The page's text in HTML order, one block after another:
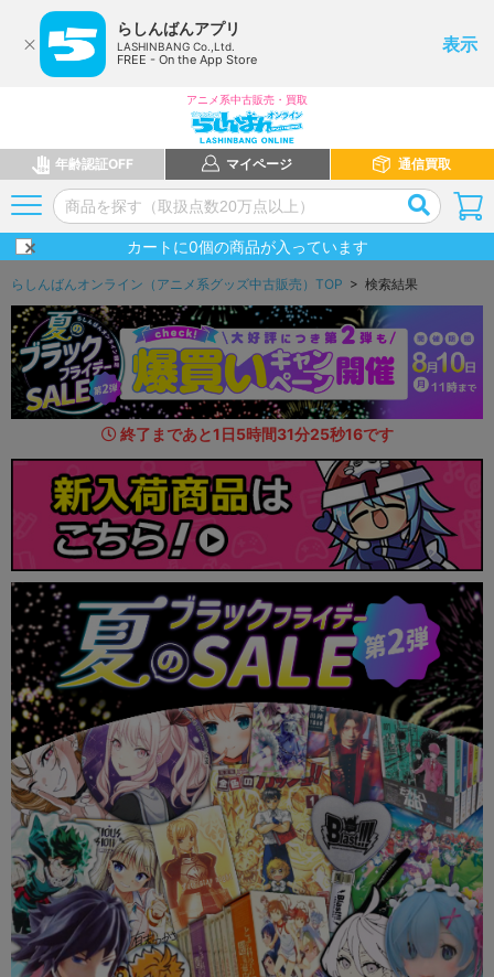
らしんばんアプリ
LASHINBANG Co.,Ltd.
FREE - On the App Store
表示
アニメ系中古販売・買取
年齢認証OFF マイページ 通信買取
カートに0個の商品が入っています
らしんばんオンライン（アニメ系グッズ中古販売）TOP > 検索結果
終了まであと1日5時間31分23秒71です